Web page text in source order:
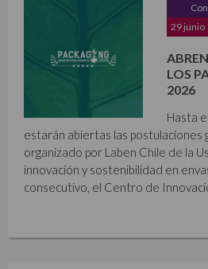
29 junio
LOS
2026
Hasta
estarán abiertas las postulaciones
organizado por Laben Chile de la
innovación y sostenibilidad en
consecutivo, el Centro de